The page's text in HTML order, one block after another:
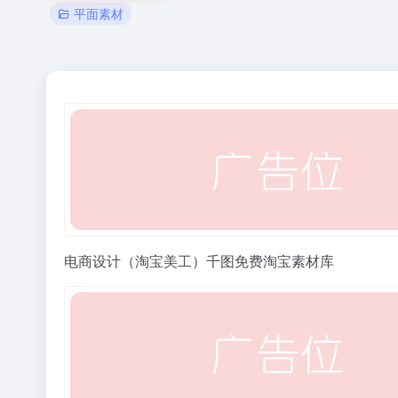
平面素材
电商设计（淘宝美工）千图免费淘宝素材库